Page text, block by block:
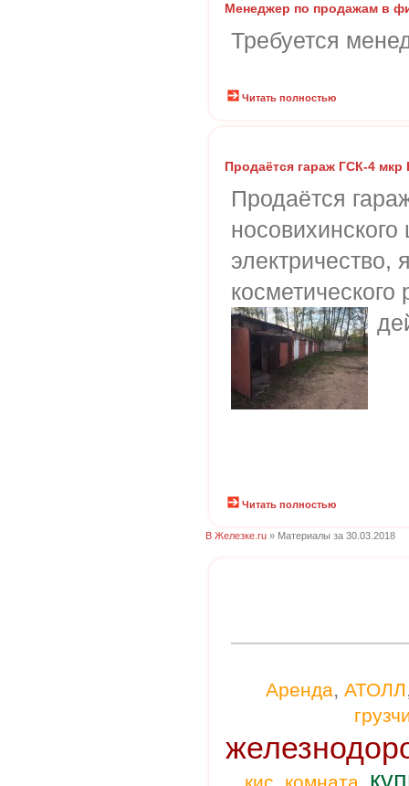
Менеджер по продажам в
Требуется
Читать полностью
Продаётся гараж ГСК-4 мкр
Продаётся
электричество,
Читать полностью
В Железке.ru » Материалы за 30.03.2018
Аренда, АТОЛЛ